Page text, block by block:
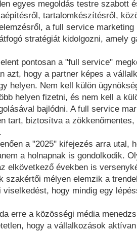
egyes megoldás testre szabott
tartalomkészítésről,
a full service marketing
stratégiát kidolgozni, amely
pontosan a "full service"
azt, hogy a partner képes a
helyen. Nem kell külön
helyen fizetni, és nem kell a
bajlódni. A full service
tart, biztosítva a
a "2025" kifejezés arra utal,
a holnapnak is gondolkodik.
elkövetkező években is
szakértői mélyen elemzik a
viselkedést, hogy mindig egy
erre a közösségi média
hogy a vállalkozások